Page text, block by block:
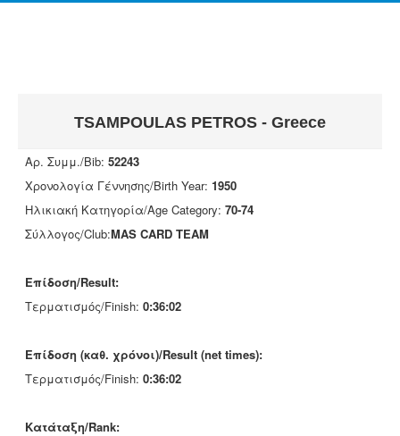
TSAMPOULAS PETROS - Greece
Αρ. Συμμ./Bib: 52243
Χρονολογία Γέννησης/Birth Year: 1950
Ηλικιακή Κατηγορία/Age Category: 70-74
Σύλλογος/Club:MAS CARD TEAM
Επίδοση/Result:
Τερματισμός/Finish: 0:36:02
Επίδοση (καθ. χρόνοι)/Result (net times):
Τερματισμός/Finish: 0:36:02
Κατάταξη/Rank: